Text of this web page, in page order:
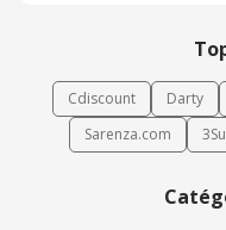
Cdiscount Darty
Sarenza.com